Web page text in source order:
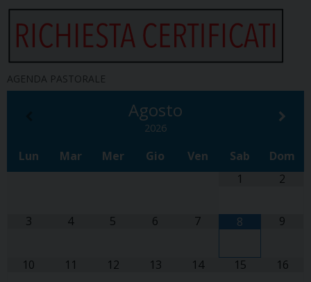
AGENDA PASTORALE
Agosto
2026
Lun Mar Mer Gio Ven Sab
Dom
1
2
3 4 5 6 7 8 9
10 11 12 13 14 15 16